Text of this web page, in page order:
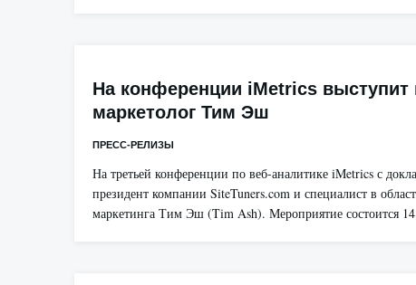
На конференции iMetrics выступит
маркетолог Тим Эш
ПРЕСС-РЕЛИЗЫ
На третьей конференции по веб-аналитике iMetrics с
президент компании SiteTuners.com и специалист в
маркетинга Тим Эш (Tim Ash). Мероприятие состоится